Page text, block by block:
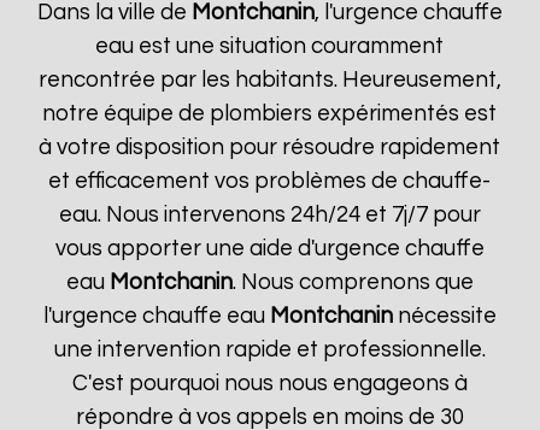
Dans la ville de Montchanin, l'urgence chauffe
eau est une situation couramment
rencontrée par les habitants. Heureusement,
notre équipe de plombiers expérimentés est
à votre disposition pour résoudre rapidement
et efficacement vos problèmes de chauffe-
eau. Nous intervenons 24h/24 et 7j/7 pour
vous apporter une aide d'urgence chauffe
eau Montchanin. Nous comprenons que
l'urgence chauffe eau Montchaninnécessite
une intervention rapide et professionnelle.
C'est pourquoi nous nous engageons à
répondre à vos appels en moins de 30